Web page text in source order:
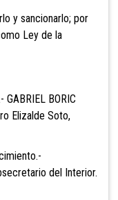
y sancionarlo; por
Ley de la
BORIC
Elizalde Soto,
del Interior.